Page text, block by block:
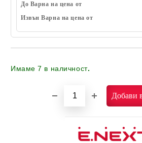
До Варна на цена от
Извън Варна на цена от
Имаме7 в наличност.